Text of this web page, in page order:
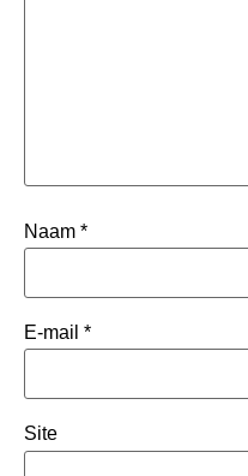
Naam *
E-mail *
Site